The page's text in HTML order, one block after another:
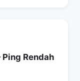
Rendah